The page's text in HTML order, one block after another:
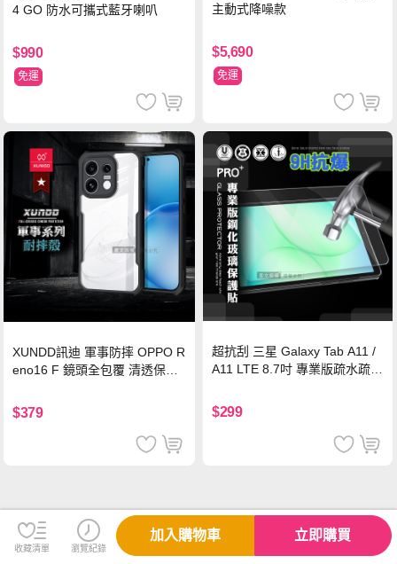
4 GO 防水可攜式藍牙喇叭
$990
免運
主動式降噪款
$5,690
免運
XUNDD訊迪 軍事防摔 OPPO R
eno16 F 鏡頭全包覆 清透保護
$379
超抗刮 三星 Galaxy Tab A11 /
A11 LTE 8.7吋 專業版疏水疏油
$299
收藏清單 瀏覽紀錄
加入購物車 立即購買